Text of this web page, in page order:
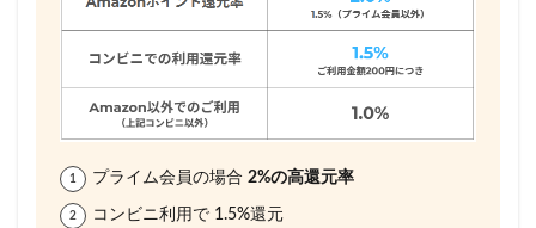
プライム会員の場合 2%の高還元率
コンビニ利用で 1.5%還元